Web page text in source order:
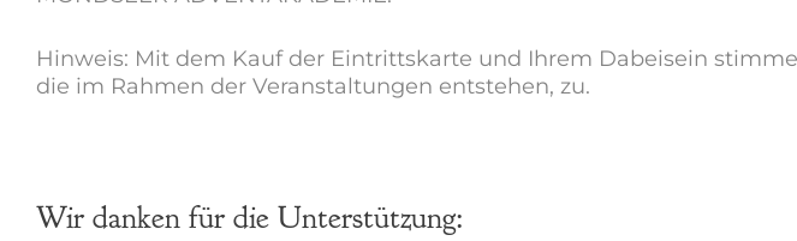
Hinweis: Mit dem Kauf der Eintrittskarte und Ihrem Dabeisein
die im Rahmen der Veranstaltungen entstehen, zu.
Wir danken für die Unterstützung: